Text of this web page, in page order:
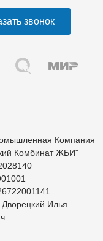
звонок
Компания
Комбинат ЖБИ"
Дворецкий Илья